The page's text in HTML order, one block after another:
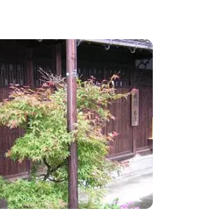
いた地元の方も、市外からいな
た温泉はそのままに、サウナエ
プの宿泊、地元のお野菜が楽し
いなべ阿下喜ベー